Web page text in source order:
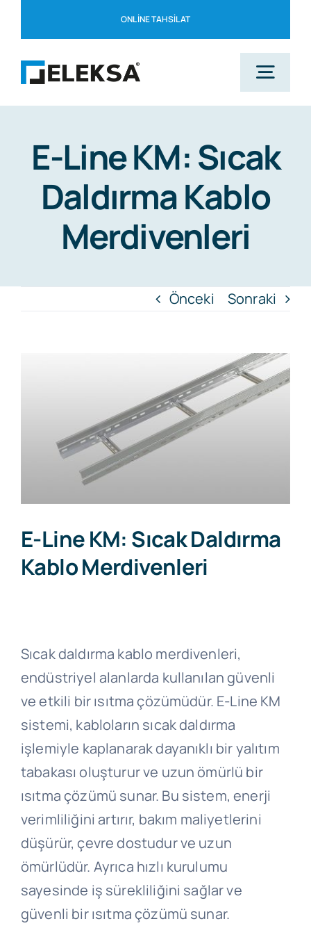
content
ONLINE TAHSILAT
Çözüm Ortaklarımız
Blog
İletişim
Teklif İsteyin
E-Line KM: Sıcak
Daldırma Kablo
Merdivenleri
Önceki Sonraki
E-Line KM: Sıcak Daldırma
Kablo Merdivenleri
Sıcak daldırma kablo merdivenleri,
endüstriyel alanlarda kullanılan güvenli
ve etkili bir ısıtma çözümüdür. E-Line KM
sistemi, kabloların sıcak daldırma
işlemiyle kaplanarak dayanıklı bir yalıtım
tabakası oluşturur ve uzun ömürlü bir
ısıtma çözümü sunar. Bu sistem, enerji
verimliliğini artırır, bakım maliyetlerini
düşürür, çevre dostudur ve uzun
ömürlüdür. Ayrıca hızlı kurulumu
sayesinde iş sürekliliğini sağlar ve
güvenli bir ısıtma çözümü sunar.